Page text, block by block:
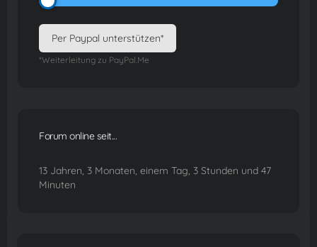
Per Paypal unterstützen*
*Weiterleitung zu PayPal.Me
Forum online seit...
13 Jahren, 3 Monaten, einem Tag, 3 Stunden und 47
Minuten